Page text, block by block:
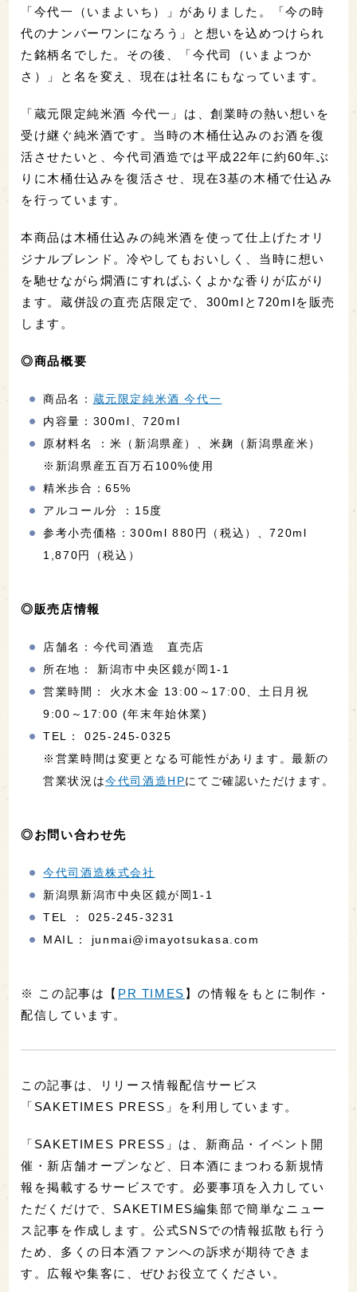
「今代一（いまよいち）」がありました。「今の時
代のナンバーワンになろう」と想いを込めつけられ
た銘柄名でした。その後、「今代司（いまよつか
さ）」と名を変え、現在は社名にもなっています。
「蔵元限定純米酒 今代一」は、創業時の熱い想いを
受け継ぐ純米酒です。当時の木桶仕込みのお酒を復
活させたいと、今代司酒造では平成22年に約60年ぶ
りに木桶仕込みを復活させ、現在3基の木桶で仕込み
を行っています。
本商品は木桶仕込みの純米酒を使って仕上げたオリ
ジナルブレンド。冷やしてもおいしく、当時に想い
を馳せながら燗酒にすればふくよかな香りが広がり
ます。蔵併設の直売店限定で、300mlと720mlを販売
します。
◎商品概要
商品名： 蔵元限定純米酒 今代一
内容量：300ml、720ml
原材料名 ：米（新潟県産）、米麹（新潟県産米）
※新潟県産五百万石100%使用
精米歩合：65%
アルコール分 ：15度
参考小売価格：300ml 880円（税込）、720ml
1,870円（税込）
◎販売店情報
店舗名：今代司酒造 直売店
所在地： 新潟市中央区鏡が岡1-1
営業時間： 火水木金 13:00～17:00、土日月祝
9:00～17:00 (年末年始休業)
TEL： 025-245-0325
※営業時間は変更となる可能性があります。最新の
営業状況は今代司酒造HPにてご確認いただけます。
◎お問い合わせ先
今代司酒造株式会社
新潟県新潟市中央区鏡が岡1-1
TEL ： 025-245-3231
MAIL： junmai@imayotsukasa.com
※ この記事は【 PR TIMES 】の情報をもとに制作・
配信しています。
この記事は、リリース情報配信サービス
「SAKETIMES PRESS」を利用しています。
「SAKETIMES PRESS」は、新商品・イベント開
催・新店舗オープンなど、日本酒にまつわる新規情
報を掲載するサービスです。必要事項を入力してい
ただくだけで、SAKETIMES編集部で簡単なニュー
ス記事を作成します。公式SNSでの情報拡散も行う
ため、多くの日本酒ファンへの訴求が期待できま
す。広報や集客に、ぜひお役立てください。